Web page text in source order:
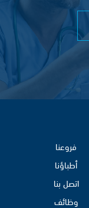
فروعنا
أطباؤنا
اتصل بنا
وظائف